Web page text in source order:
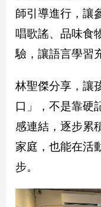
／
電
影
推
科
遊
戲
運
動
寵
Pet
師引導進行，讓
唱歌謠、品味食
驗，讓語言學習
林聖傑分享，讓
口」，不是靠硬
感連結，逐步累
家庭，也能在活
步。